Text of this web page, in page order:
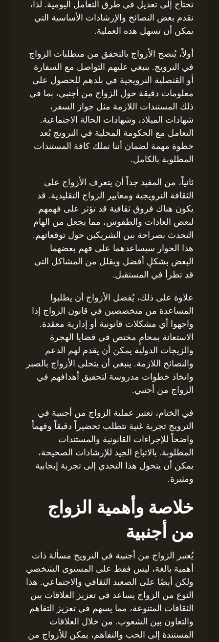
تحتاج إلى تعديل في طرق التعامل اليومية. لذا،
نقدم بعض النصائح والإرشادات الأساسية التي
يمكن أن تسهل هذه العملية.
أولاً، يُنصح الأزواج بالتحقق من متطلبات الزواج
في النرويج. ينبغي عليهم التواصل مع السفارة
أو القنصلية النرويجية في بلدهم للحصول على
معلومات دقيقة حول الزواج من أجنبي، بما في
ذلك المستندات اللازمة مثل جواز السفر،
شهادات الميلاد، وشهادات الحالة الاجتماعية.
التعامل مع الحكومة المحلية في النرويج يُعد
خطوة مهمة لضمان أننا نملك كافة المستندات
المطلوبة بالكامل.
ثانياً، من المفيد جداً أن يتعرف الأزواج على
الثقافة النرويجية ومعايير الزواج التقليدية. قد
يكون هناك فروق ثقافية قد تؤثر على فهمهم
لبعض العادات والطقوس، مما يجعل من الهام
التحدث بصراحة بين الشريكين حول توقعاتهم.
هذا الحوار سيساعدهما على فهم بعضهما
البعض بشكلٍ أفضل ويقلل من المشاكل التي
قد تطرأ في المستقبل.
علاوة على ذلك، يُفضل الأزواج أن يطلبوا
المساعدة من متخصصين في قانون الزواج إذا
واجهوا أي مشكلات قانونية أو إدارية معقدة.
الاستعانة بمحامٍ مختص في قضايا الهجرة
والزيجات الدولية يمكن أن يقدم لهم الدعم
والنصائح اللازمة. ينبغي أن يتحلى الأزواج بالصبر
واتخاذ خطوات مدروسة لتحقيق أهدافهم في
الزواج من أجنبي.
في الختام، تعتبر عملية الزواج من أجنبية في
النرويج تجربة غنية تتطلب تحضيراً دقيقاً وفهماً
واضحاً للإجراءات القانونية والمستندات
المطلوبة. بالاتباع الجيد للإرشادات الصحيحة،
يمكن أن يتحول هذا التحدي إلى تجربة إيجابية
ومثيرة.
خلاصة وأهمية الزواج
من أجنبية
يُعتبر الزواج من أجنبية في النرويج مسألة ذات
أهمية بالغة، ليس فقط على المستوى الشخصي
ولكن أيضًا على الصعيد الثقافي والاجتماعي. هذا
النوع من الزواج يساعد في تعزيز العلاقات بين
الثقافات المتنوعة، مما يسهم في تعزيز التفاهم
والتعاون بين الشعوب. من خلال العلاقات
المستندة إلى الحب والتفاهم، يمكن للأزواج من